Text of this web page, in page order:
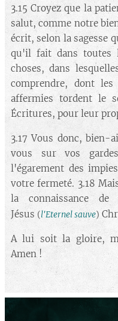
3.15 Croyez que la
salut, comme notre
écrit, selon la sagesse
qu'il fait dans toutes
choses, dans
comprendre, dont
affermies tordent le
Écritures, pour leur
3.17 Vous donc, bien-
vous sur vos
l'égarement des
votre fermeté. 3.18
la connaissance
Jésus (l'Eternel sauve)
A lui soit la gloire,
Amen !